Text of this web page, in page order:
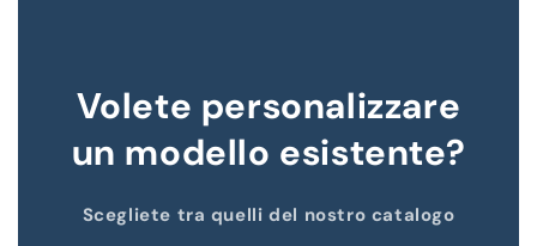
Volete personalizzare
un modello esistente?
Scegliete tra quelli del nostro catalogo